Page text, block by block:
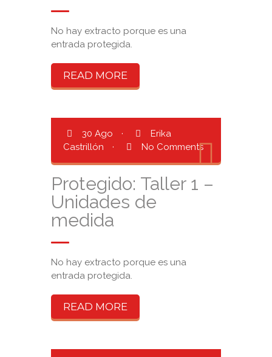
No hay extracto porque es una
entrada protegida.
READ MORE
30 Ago ·
Erika
Castrillón
· No Comments
Protegido: Taller 1 –
Unidades de
medida
No hay extracto porque es una
entrada protegida.
READ MORE